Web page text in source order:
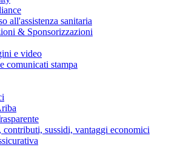
all'assistenza sanitaria
& Sponsorizzazioni
e video
comunicati stampa
contributi, sussidi, vantaggi economici